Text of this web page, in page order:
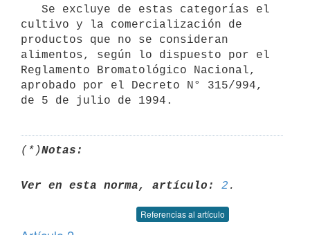
cultivo y la comercialización de
productos que no se consideran
alimentos, según lo dispuesto por el
Reglamento Bromatológico Nacional,
aprobado por el Decreto N° 315/994,
(*)Notas:
Ver en esta norma, artículo: 2
Referencias al artículo